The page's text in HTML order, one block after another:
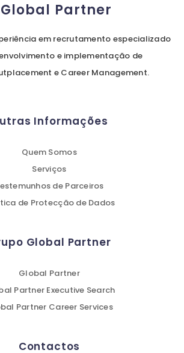
Partner
em recrutamento especializado
e implementação de
e Career Management.
Informações
Quem Somos
Serviços
de Parceiros
de Protecção de Dados
Global Partner
Global Partner
Partner Executive Search
Partner Career Services
Contactos